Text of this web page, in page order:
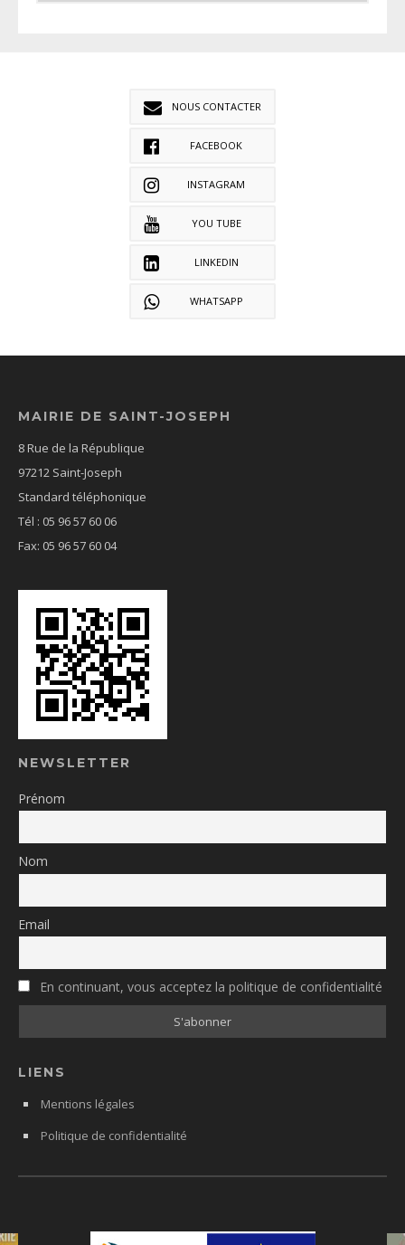
NOUS CONTACTER
FACEBOOK
INSTAGRAM
YOU TUBE
LINKEDIN
WHATSAPP
MAIRIE DE SAINT-JOSEPH
8 Rue de la République
97212 Saint-Joseph
Standard téléphonique
Tél : 05 96 57 60 06
Fax: 05 96 57 60 04
NEWSLETTER
Prénom
Nom
Email
En continuant, vous acceptez la politique de confidentialité
LIENS
Mentions légales
Politique de confidentialité